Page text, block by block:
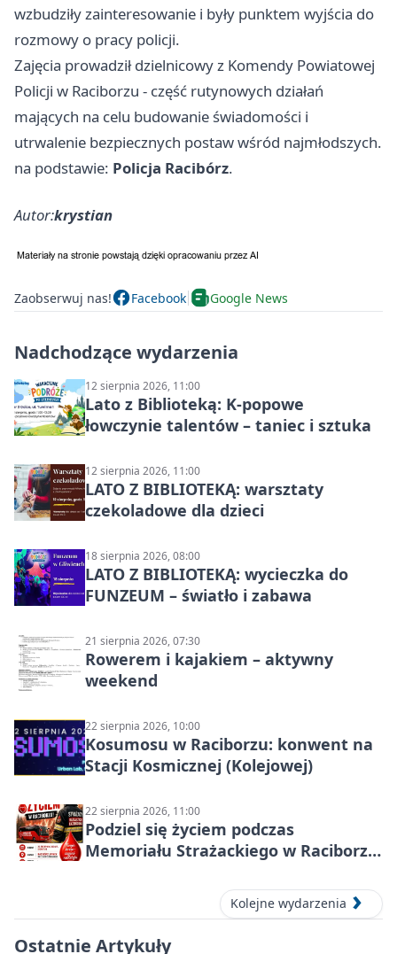
wzbudziły zainteresowanie i były punktem wyjścia do
rozmowy o pracy policji.
Zajęcia prowadził dzielnicowy z Komendy Powiatowej
Policji w Raciborzu - część rutynowych działań
mających na celu budowanie świadomości i
utrwalenie bezpiecznych postaw wśród najmłodszych.
na podstawie: Policja Racibórz.
Autor:krystian
Zaobserwuj nas! Facebook Google News
Nadchodzące wydarzenia
12 sierpnia 2026, 11:00
Lato z Biblioteką: K-popowe
łowczynie talentów – taniec i sztuka
12 sierpnia 2026, 11:00
LATO Z BIBLIOTEKĄ: warsztaty
czekoladowe dla dzieci
18 sierpnia 2026, 08:00
LATO Z BIBLIOTEKĄ: wycieczka do
FUNZEUM – światło i zabawa
21 sierpnia 2026, 07:30
Rowerem i kajakiem – aktywny
weekend
22 sierpnia 2026, 10:00
Kosumosu w Raciborzu: konwent na
Stacji Kosmicznej (Kolejowej)
22 sierpnia 2026, 11:00
Podziel się życiem podczas
Memoriału Strażackiego w Raciborzu
Kolejne wydarzenia
Ostatnie Artykuły